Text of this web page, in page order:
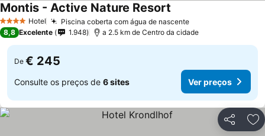
4 EstrelasHotel Piscina coberta com água de nascenteVer preços
Montis - Active Nature Resort
8,8 Excelente 1.948 a 2.5 km de Centro da cidade
De € 245
Consulte os preços de 6 sites Ver preços
Partilhar